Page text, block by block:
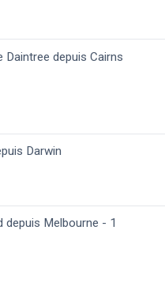
depuis Cairns
Darwin
depuis Melbourne - 1